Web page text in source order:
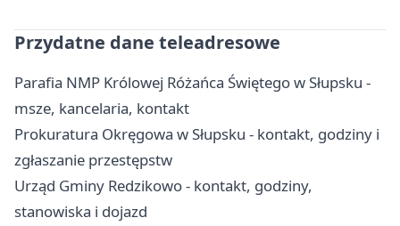
Przydatne dane teleadresowe
Parafia NMP Królowej Różańca Świętego w Słupsku -
msze, kancelaria, kontakt
Prokuratura Okręgowa w Słupsku - kontakt, godziny i
zgłaszanie przestępstw
Urząd Gminy Redzikowo - kontakt, godziny,
stanowiska i dojazd